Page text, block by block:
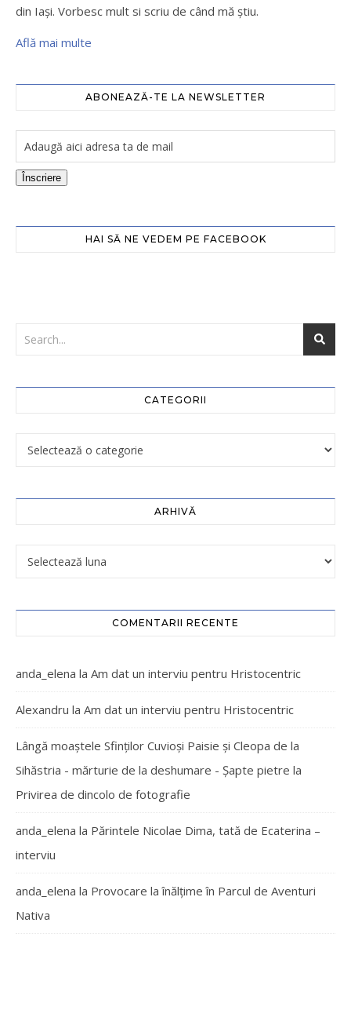
din Iaşi. Vorbesc mult si scriu de când mă ştiu.
Află mai multe
ABONEAZĂ-TE LA NEWSLETTER
Înscriere
HAI SĂ NE VEDEM PE FACEBOOK
CATEGORII
ARHIVĂ
COMENTARII RECENTE
anda_elena la Am dat un interviu pentru Hristocentric
Alexandru la Am dat un interviu pentru Hristocentric
Lângă moaștele Sfinților Cuvioși Paisie și Cleopa de la
Sihăstria - mărturie de la deshumare - Şapte pietre la
Privirea de dincolo de fotografie
anda_elena la Părintele Nicolae Dima, tată de Ecaterina –
interviu
anda_elena la Provocare la înălțime în Parcul de Aventuri
Nativa